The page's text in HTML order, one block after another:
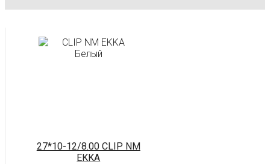
27*10-12/8.00 CLIP NM
EKKA